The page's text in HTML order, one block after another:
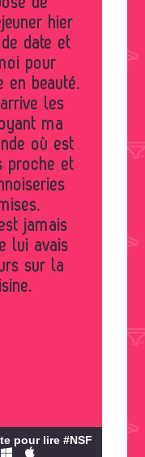
hier
date et
pour
en beauté.
les
ma
où est
proche et
jamais
lui avais
sur la
pour lire #NSF